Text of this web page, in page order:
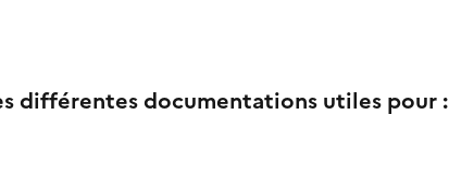
différentes documentations utiles pour :